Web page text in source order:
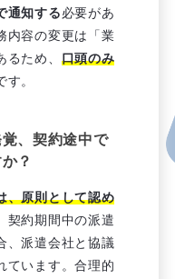
通知する必要があ
内容の変更は「業
ため、 口頭のみ
す。
、契約途中で
？
、原則として認め
契約期間中の派遣
、派遣会社と協議
ています。合理的